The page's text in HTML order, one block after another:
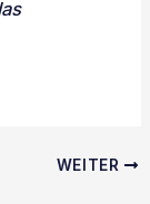
WEITER